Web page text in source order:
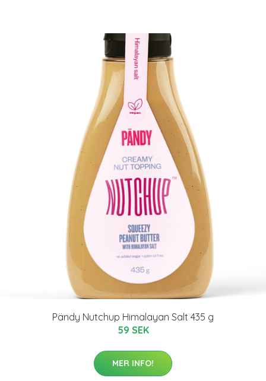
Pändy Nutchup Himalayan Salt 435 g
59 SEK
MER INFO!